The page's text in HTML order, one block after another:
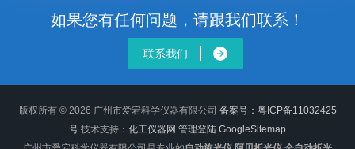
如果您有任何问题，请跟我们联系！
联系我们
版权所有 © 2026 广州市爱宕科学仪器有限公司 备案号：粤ICP备11032425
号 技术支持： 化工仪器网 管理登陆 GoogleSitemap